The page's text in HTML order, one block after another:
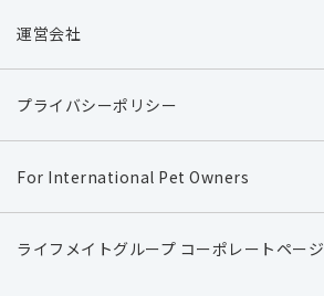
運営会社
プライバシーポリシー
For International Pet Owners
ライフメイトグループ コーポレートページ